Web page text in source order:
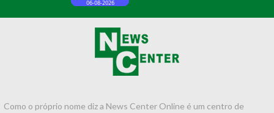
Como o próprio nome diz a News Center Online é um centro de